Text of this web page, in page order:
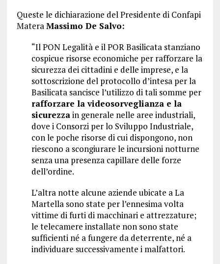
Queste le dichiarazione del Presidente di Confapi
MateraMassimo De Salvo:
“Il PON Legalità e il POR Basilicata stanziano
cospicue risorse economiche per rafforzare la
sicurezza dei cittadini e delle imprese, e la
sottoscrizione del protocollo d’intesa per la
Basilicata sancisce l’utilizzo di tali somme per
rafforzare la videosorveglianza e la
sicurezzain generale nelle aree industriali,
dove i Consorzi per lo Sviluppo Industriale,
con le poche risorse di cui dispongono, non
riescono a scongiurare le incursioni notturne
senza una presenza capillare delle forze
dell’ordine.
L’altra notte alcune aziende ubicate a La
Martella sono state per l’ennesima volta
vittime di furti di macchinari e attrezzature;
le telecamere installate non sono state
sufficienti né a fungere da deterrente, né a
individuare successivamente i malfattori.